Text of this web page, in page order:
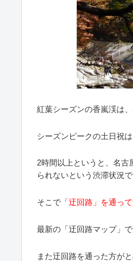
紅葉シーズンの香嵐渓は、
シーズンピークの土日祝
2時間以上というと、名古
られないという渋滞状況で
そこで 「迂回路」を通っ
最新の「迂回路マップ」で
また迂回路を通った方が